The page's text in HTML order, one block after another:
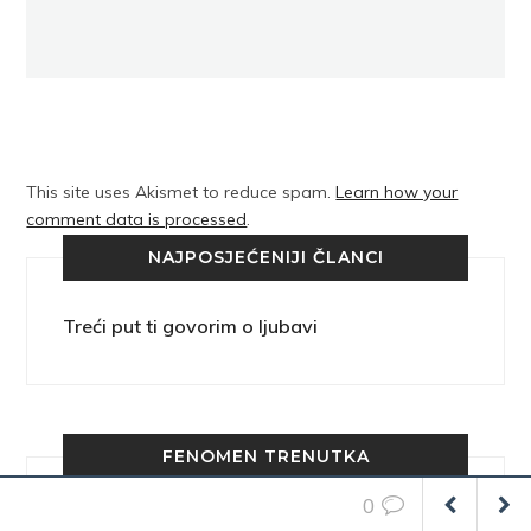
This site uses Akismet to reduce spam.Learn how your
comment data is processed.
NAJPOSJEĆENIJI ČLANCI
Treći put ti govorim o ljubavi
FENOMEN TRENUTKA
0